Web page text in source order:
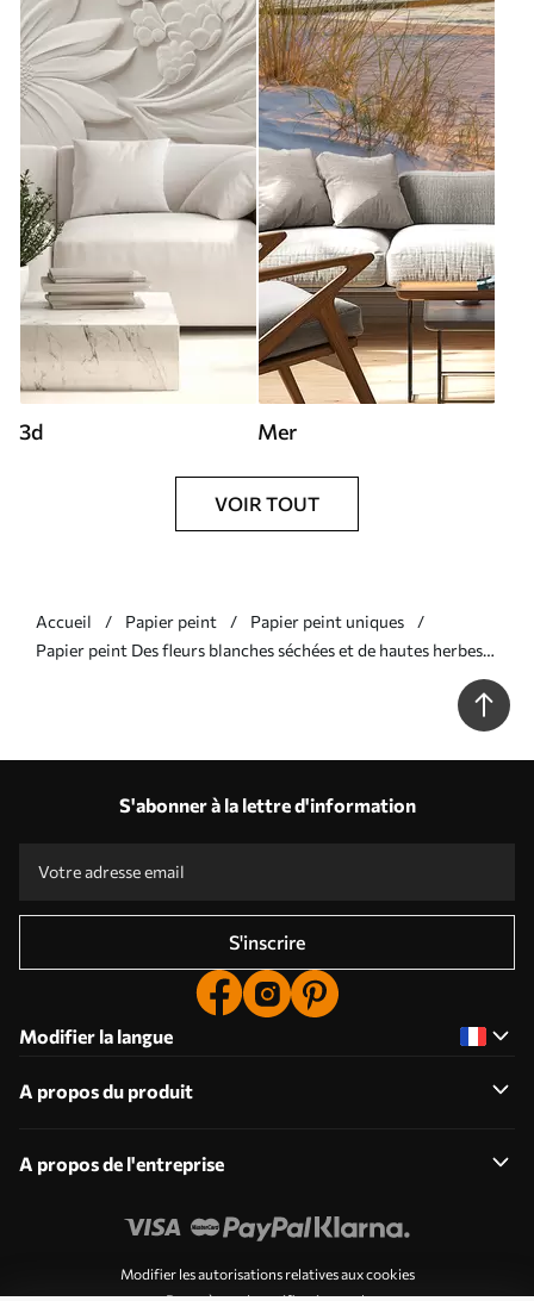
3d Mer
VOIR TOUT
Accueil Papier peint
Papier peint uniques
Papier peint Des fleurs blanches séchées et de hautes herbes
S'abonner à la lettre d'information
S'inscrire
Modifier la langue
A propos du produit
A propos de l'entreprise
Modifier les autorisations relatives aux cookies